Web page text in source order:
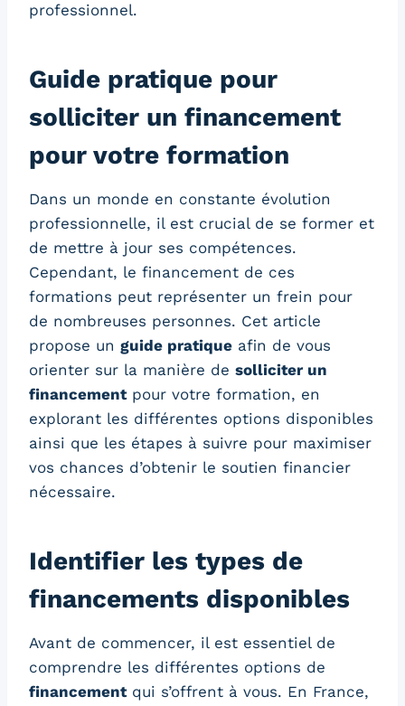
professionnel.
Guide pratique pour
solliciter un financement
pour votre formation
Dans un monde en constante évolution
professionnelle, il est crucial de se former et
de mettre à jour ses compétences.
Cependant, le financement de ces
formations peut représenter un frein pour
de nombreuses personnes. Cet article
propose un guide pratique afin de vous
orienter sur la manière de solliciter un
financementpour votre formation, en
explorant les différentes options disponibles
ainsi que les étapes à suivre pour maximiser
vos chances d’obtenir le soutien financier
nécessaire.
Identifier les types de
financements disponibles
Avant de commencer, il est essentiel de
comprendre les différentes options de
financementqui s’offrent à vous. En France,